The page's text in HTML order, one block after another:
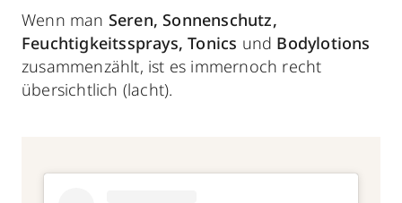
Wenn man Seren, Sonnenschutz,
Feuchtigkeitssprays, Tonics und Bodylotions
zusammenzählt, ist es immernoch recht
übersichtlich (lacht).